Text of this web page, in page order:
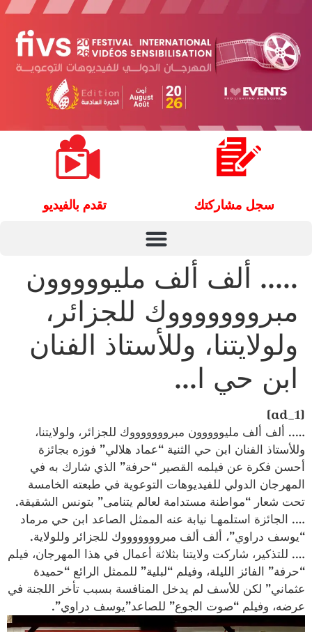
سجل مشاركتك تقدم بالفيديو
….. ألف ألف مليووووون
مبروووووووك للجزائر،
ولولايتنا، وللأستاذ الفنان
ابن حي ا…
[ad_1]
….. ألف ألف مليووووون مبروووووووك للجزائر، ولولايتنا،
وللأستاذ الفنان ابن حي الثنية “عماد هلالي” فوزه بجائزة
أحسن فكرة عن فيلمه القصير “حرفة” الذي شارك به في
المهرجان الدولي للفيديوهات التوعوية في طبعته الخامسة
تحت شعار “مواطنة مستدامة لعالم يتنامى” بتونس الشقيقة.
…. الجائزة استلمهـا نيابة عنه الممثل الصاعد ابن حي مرماد
“يوسف دراوي”، ألف ألف مبروووووووك للجزائر وللولاية.
…. للتذكير، شاركت ولايتنا بثلاثة أعمال في هذا المهرجان، فيلم
“حرفة” الفائز الليلة، وفيلم “لبلية” للممثل الرائع “حميدة
عثماني” لكن للأسف لم يدخل المنافسة بسبب تأخر اللجنة في
عرضه، وفيلم “صوت الجوع” للصاعد”يوسف دراوي”.